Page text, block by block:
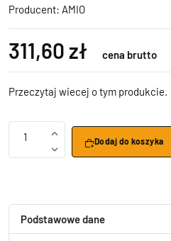
Producent: AMIO
311,60 zł cena brutto
Przeczytaj wiecej o tym produkcie.
1 Dodaj do koszyka
Podstawowe dane